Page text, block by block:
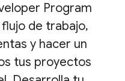
Program
de trabajo,
y hacer un
tus proyectos